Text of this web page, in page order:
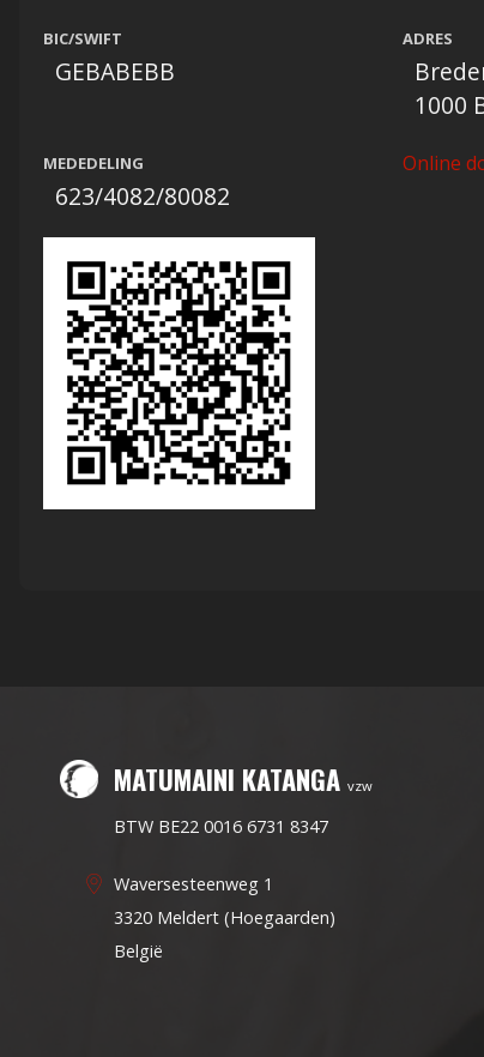
BIC/SWIFT
GEBABEBB
ADRES
1000
MEDEDELING
623/4082/80082
Online
MATUMAINI KATANGA vzw
BTW BE22 0016 6731 8347
Waversesteenweg 1
3320 Meldert (Hoegaarden)
België